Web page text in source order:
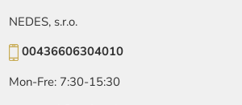
NEDES, s.r.o.
00436606304010
Mon-Fre: 7:30-15:30